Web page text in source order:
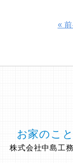
«
お家のこ
株式会社中島工